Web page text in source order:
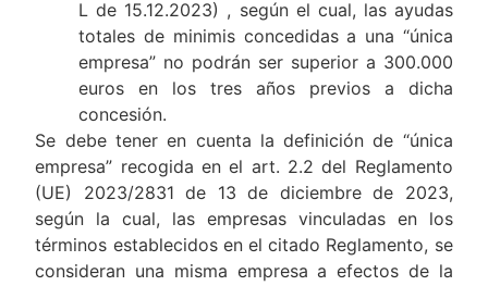
L de 15.12.2023) , según el cual, las ayudas
totales de minimis concedidas a una “única
empresa” no podrán ser superior a 300.000
euros en los tres años previos a dicha
concesión.
Se debe tener en cuenta la definición de “única
empresa” recogida en el art. 2.2 del Reglamento
(UE) 2023/2831 de 13 de diciembre de 2023,
según la cual, las empresas vinculadas en los
términos establecidos en el citado Reglamento, se
consideran una misma empresa a efectos de la